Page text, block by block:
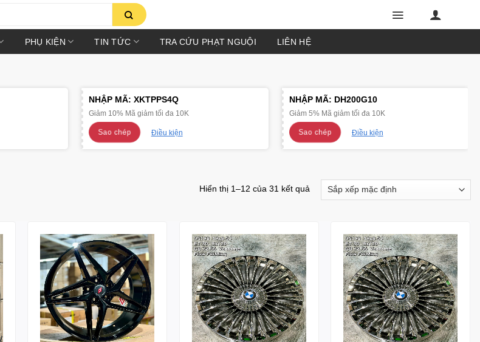
PHỤ KIỆN TIN TỨC TRA CỨU PHẠT NGUỘI LIÊN HỆ
NHẬP MÃ: XKTPPS4Q
Giảm 10% Mã giảm tối đa 10K
Sao chép Điều kiện
NHẬP MÃ: DH200G10
Giảm 5% Mã giảm tối đa 10K
Sao chép Điều kiện
Hiển thị 1–12 của 31 kết quả